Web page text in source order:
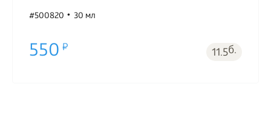
#500820
30 мл
550 11.5б.